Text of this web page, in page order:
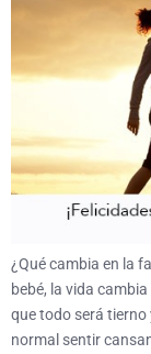
¿Qué cambia en la
bebé, la vida
que todo será tierno
normal sentir